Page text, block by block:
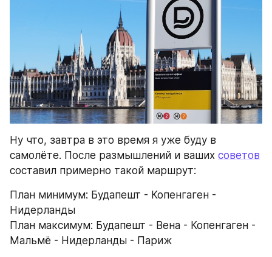
Ну что, завтра в это время я уже буду в
самолёте. После размышлений и ваших советов
составил примерно такой маршрут:
План минимум: Будапешт - Копенгаген -
Нидерланды
План максимум: Будапешт - Вена - Копенгаген -
Мальмё - Нидерланды - Париж